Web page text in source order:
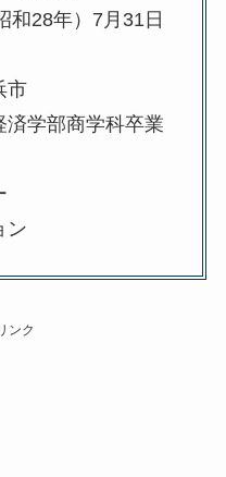
28年）7月31日
市
学部商学科卒業
ン
ンク